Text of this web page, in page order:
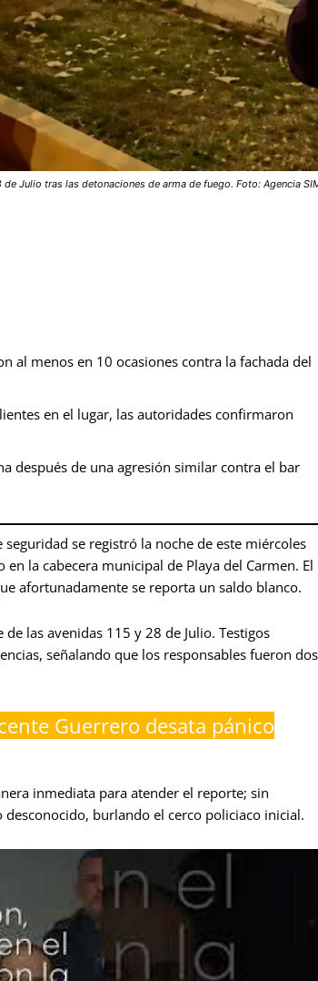
Julio tras las detonaciones de arma de fuego. Foto: Agencia
al menos en 10 ocasiones contra la fachada del
en el lugar, las autoridades confirmaron
después de una agresión similar contra el bar
se registró la noche de este miércoles
la cabecera municipal de Playa del Carmen. El
afortunadamente se reporta un saldo blanco.
las avenidas 115 y 28 de Julio. Testigos
señalando que los responsables fueron dos
Guerrero desata pánico
inmediata para atender el reporte; sin
burlando el cerco policiaco inicial.